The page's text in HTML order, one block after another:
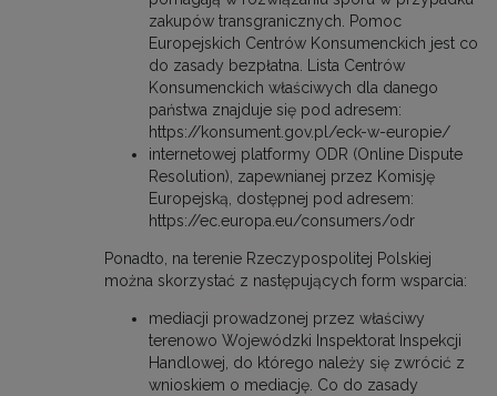
zakupów transgranicznych. Pomoc
Europejskich Centrów Konsumenckich jest co
do zasady bezpłatna. Lista Centrów
Konsumenckich właściwych dla danego
państwa znajduje się pod adresem:
https://konsument.gov.pl/eck-w-europie/
internetowej platformy ODR (Online Dispute
Resolution), zapewnianej przez Komisję
Europejską, dostępnej pod adresem:
https://ec.europa.eu/consumers/odr
Ponadto, na terenie Rzeczypospolitej Polskiej
można skorzystać z następujących form wsparcia:
mediacji prowadzonej przez właściwy
terenowo Wojewódzki Inspektorat Inspekcji
Handlowej, do którego należy się zwrócić z
wnioskiem o mediację. Co do zasady